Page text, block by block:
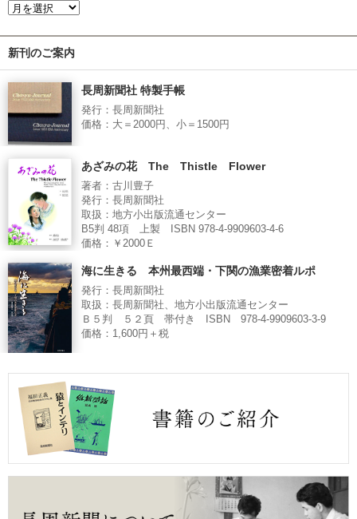
新刊のご案内
長周新聞社 特製手帳
発行：長周新聞社
価格：大＝2000円、小＝1500円
あざみの花 The Thistle Flower
著者：古川豊子
発行：長周新聞社
取扱：地方小出版流通センター
B5判 48項 上製 ISBN 978-4-9909603-4-6
価格：￥2000Ｅ
海に生きる 本州最西端・下関の漁業密着ルポ
発行：長周新聞社
取扱：長周新聞社、地方小出版流通センター
Ｂ５判 ５２頁 帯付き ISBN 978-4-9909603-3-9
価格：1,600円＋税